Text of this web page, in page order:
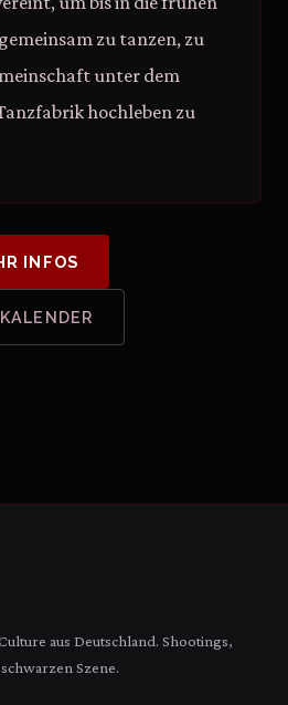
zu tanzen, zu
unter dem
hochleben zu
INFOS
aus Deutschland. Shootings,
Szene.